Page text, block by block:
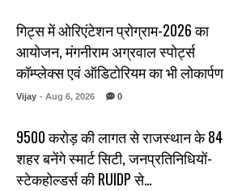
गिट्स में ओरिएंटेशन प्रोग्राम-2026 का
आयोजन, मंगनीराम अग्रवाल स्पोर्ट्स
कॉम्प्लेक्स एवं ऑडिटोरियम का भी लोकार्पण
Vijay - Aug 6, 2026 0
₹9500 करोड़ की लागत से राजस्थान के 84
शहर बनेंगे स्मार्ट सिटी, जनप्रतिनिधियों-
स्टेकहोल्डर्स की RUIDP से…